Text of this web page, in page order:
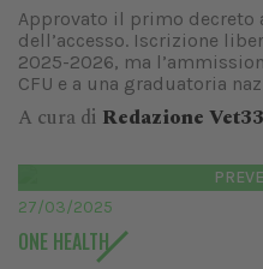
Approvato il primo
dell’accesso. Iscrizione
2025-2026, ma
CFU e a una graduatoria
A cura di Redazione Vet33
27/03/2025
ONE HEALTH